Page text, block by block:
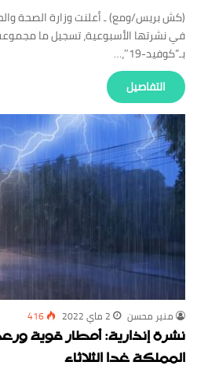
(كش بريس/ومع) ـ أعلنت وزارة الصحة
بـ”كوفيد-19″،…
‏التفاصيل
منير محسن 2 ماي 2022 416
نشرة إنذارية: أمطار قوية
المملكة غدا الثلاثاء